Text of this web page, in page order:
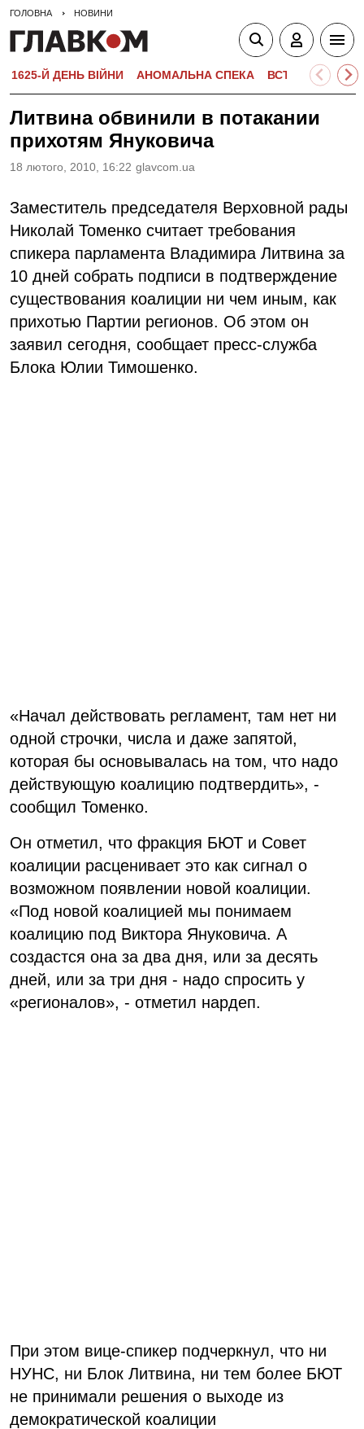
ГОЛОВНА НОВИНИ
1625-Й ДЕНЬ ВІЙНИ АНОМАЛЬНА СПЕКА ВСТУПНА
Литвина обвинили в потакании
прихотям Януковича
18 лютого, 2010, 16:22 glavcom.ua
Заместитель председателя Верховной рады
Николай Томенко считает требования
спикера парламента Владимира Литвина за
10 дней собрать подписи в подтверждение
существования коалиции ни чем иным, как
прихотью Партии регионов. Об этом он
заявил сегодня, сообщает пресс-служба
Блока Юлии Тимошенко.
«Начал действовать регламент, там нет ни
одной строчки, числа и даже запятой,
которая бы основывалась на том, что надо
действующую коалицию подтвердить», -
сообщил Томенко.
Он отметил, что фракция БЮТ и Совет
коалиции расценивает это как сигнал о
возможном появлении новой коалиции.
«Под новой коалицией мы понимаем
коалицию под Виктора Януковича. А
создастся она за два дня, или за десять
дней, или за три дня - надо спросить у
«регионалов», - отметил нардеп.
При этом вице-спикер подчеркнул, что ни
НУНС, ни Блок Литвина, ни тем более БЮТ
не принимали решения о выходе из
демократической коалиции